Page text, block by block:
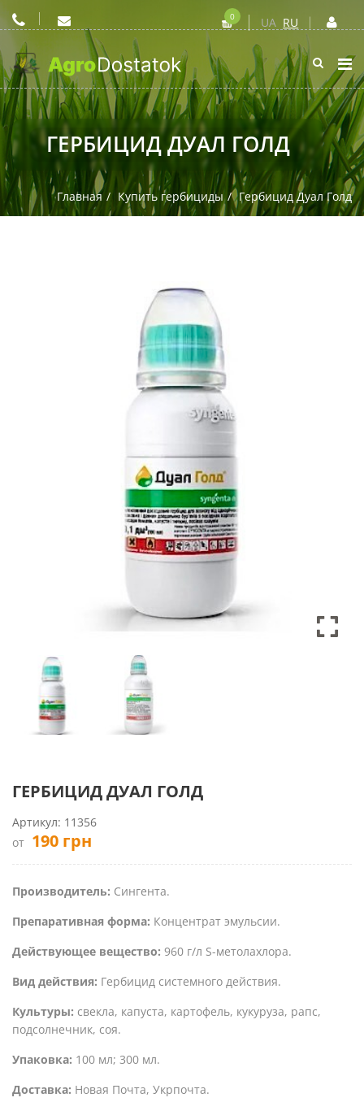
UA RU
0
ГЕРБИЦИД ДУАЛ ГОЛД
Главная Купить гербициды Гербицид Дуал Голд
ГЕРБИЦИД ДУАЛ ГОЛД
Артикул: 11356
от 190 грн
Производитель: Сингента.
Препаративная форма: Концентрат эмульсии.
Действующее вещество: 960 г/л S-метолахлора.
Вид действия: Гербицид системного действия.
Культуры: свекла, капуста, картофель, кукуруза, рапс,
подсолнечник, соя.
Упаковка: 100 мл; 300 мл.
Доставка: Новая Почта, Укрпочта.